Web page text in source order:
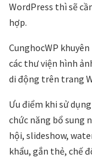
WordPress thì sẽ
hợp.
CunghocWP
các thư viện hình
di động trên trang
Ưu điểm khi sử
chức năng bổ sung
hội, slideshow,
khẩu, gắn thẻ, chế